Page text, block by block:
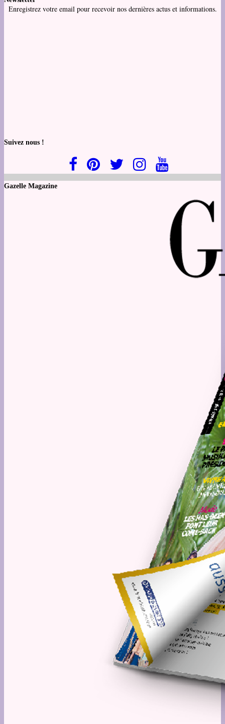
Enregistrez votre email pour recevoir nos dernières actus et informations.
Suivez nous !
Gazelle Magazine